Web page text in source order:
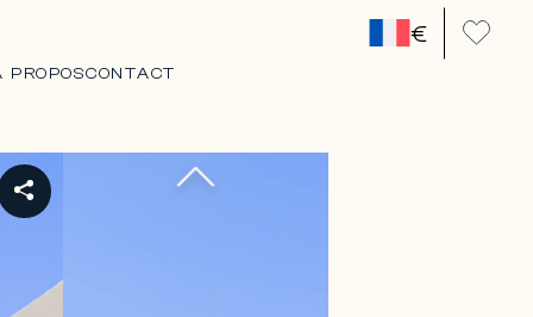
€
PROPOSCONTACT